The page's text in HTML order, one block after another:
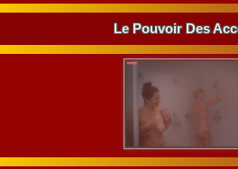
Le Pouvoir Des